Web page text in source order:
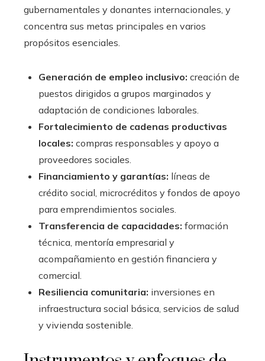
gubernamentales y donantes internacionales, y
concentra sus metas principales en varios
propósitos esenciales.
Generación de empleo inclusivo: creación de
puestos dirigidos a grupos marginados y
adaptación de condiciones laborales.
Fortalecimiento de cadenas productivas
locales: compras responsables y apoyo a
proveedores sociales.
Financiamiento y garantías: líneas de
crédito social, microcréditos y fondos de apoyo
para emprendimientos sociales.
Transferencia de capacidades: formación
técnica, mentoría empresarial y
acompañamiento en gestión financiera y
comercial.
Resiliencia comunitaria: inversiones en
infraestructura social básica, servicios de salud
y vivienda sostenible.